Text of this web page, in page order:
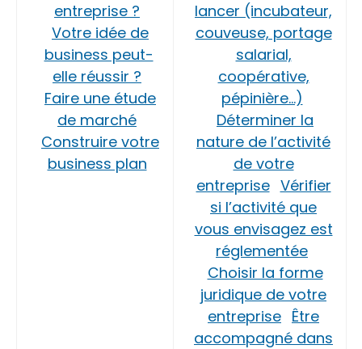
entreprise ?
Votre idée de
business peut-
elle réussir ?
Faire une étude
de marché
Construire votre
business plan
lancer (incubateur,
couveuse, portage
salarial,
coopérative,
pépinière…)
Déterminer la
nature de l’activité
de votre
entreprise Vérifier
si l’activité que
vous envisagez est
réglementée
Choisir la forme
juridique de votre
entreprise Être
accompagné dans